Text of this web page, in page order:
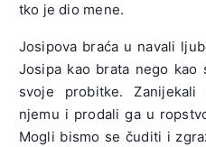
tko je dio mene.
Josipova braća u navali
Josipa kao brata nego kao
svoje probitke.
njemu i prodali ga u
Mogli bismo se čuditi i